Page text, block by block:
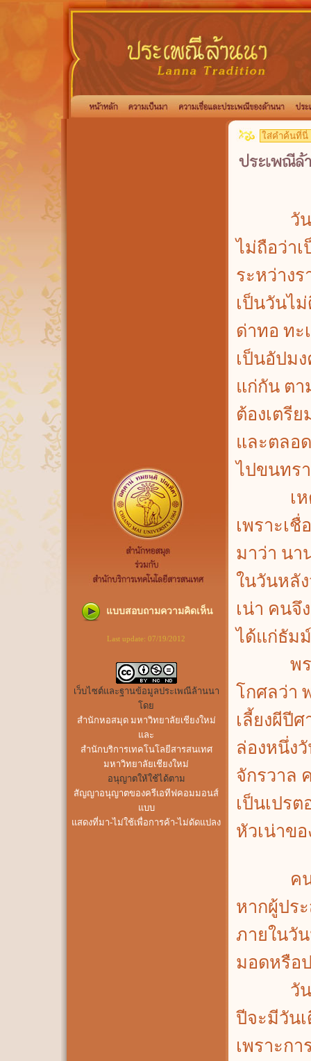
แบบสอบถามความคิดเห็น
Last update: 07/19/2012
เว็บไซต์และฐานข้อมูลประเพณีล้านนา
โดย
สำนักหอสมุด มหาวิทยาลัยเชียงใหม่
และ
สำนักบริการเทคโนโลยีสารสนเทศ
มหาวิทยาลัยเชียงใหม่
อนุญาตให้ใช้ได้ตาม
สัญญาอนุญาตของครีเอทีฟคอมมอนส์
แบบ
แสดงที่มา-ไม่ใช้เพื่อการค้า-ไม่ดัดแปลง
วันเน่า
ไม่ถือว่า
ระหว่าง
เป็นวันไ
ด่าทอ ทะ
เป็นอัปม
แก่กัน ต
ต้องเตรี
และตลอ
ไปขนทร
เหตุที่ท
เพราะเ
มาว่า นา
ในวันหลั
เน่า คนจึ
ได้แก่ธัม
พระพุท
โกศลว่า
เลี้ยงผีปี
ล่องหนึ่ง
จักรวาล
เป็นเปร
หัวเน่าข
คนล้าน
หากผู้ปร
ภายในวั
มอดหรือ
วันเน่า
ปีจะมีวัน
เพราะก